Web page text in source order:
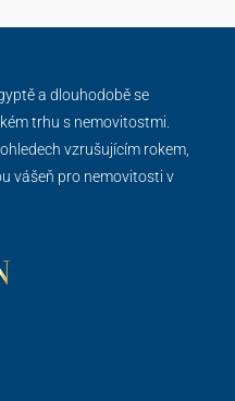
a dlouhodobě se
trhu s nemovitostmi.
vzrušujícím rokem,
vášeň pro nemovitosti v